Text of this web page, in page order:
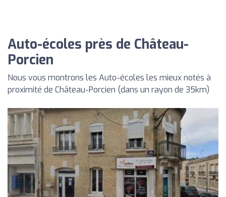
Auto-écoles près de Château-
Porcien
Nous vous montrons les Auto-écoles les mieux notés à
proximité de Château-Porcien (dans un rayon de 35km)